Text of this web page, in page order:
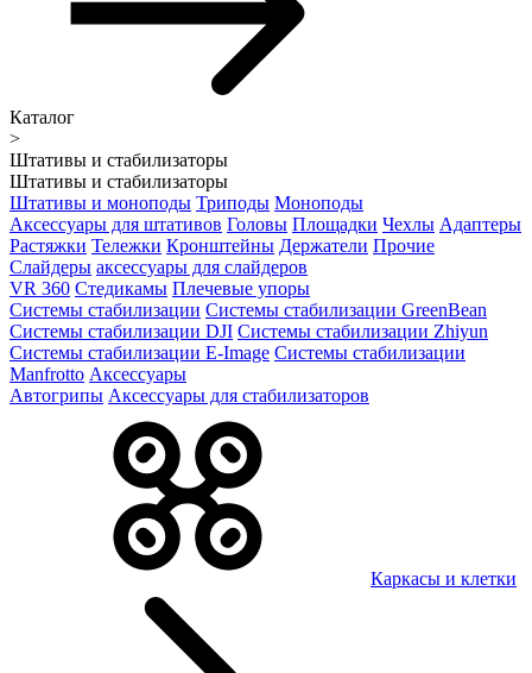
Каталог
>
Штативы и стабилизаторы
Штативы и стабилизаторы
Штативы и моноподы Триподы Моноподы
Аксессуары для штативов Головы Площадки Чехлы Адаптеры
Растяжки Тележки Кронштейны Держатели Прочие
Слайдеры аксессуары для слайдеров
VR 360 Стедикамы Плечевые упоры
Системы стабилизации Системы стабилизации GreenBean
Системы стабилизации DJI Системы стабилизации Zhiyun
Системы стабилизации E-Image Системы стабилизации
Manfrotto Аксессуары
Автогрипы Аксессуары для стабилизаторов
Каркасы и клетки